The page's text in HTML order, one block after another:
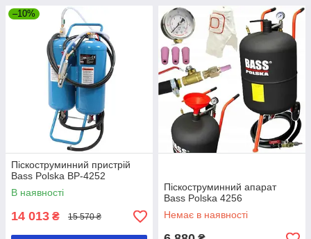
–10%
Піскоструминний пристрій
Bass Polska BP-4252
В наявності
14 013 ₴ 15 570 ₴
Піскоструминний апарат
Bass Polska 4256
Немає в наявності